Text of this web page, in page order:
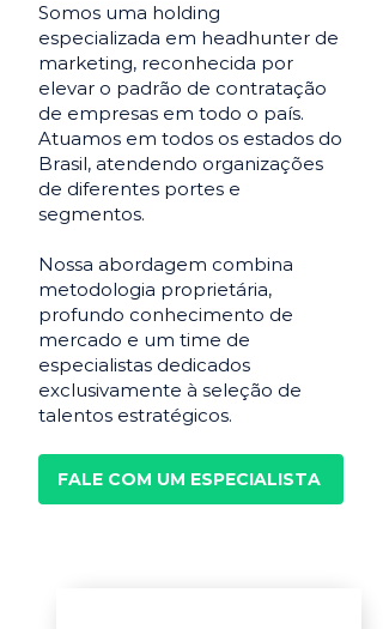
Somos uma holding
especializada em headhunter de
marketing, reconhecida por
elevar o padrão de contratação
de empresas em todo o país.
Atuamos em todos os estados do
Brasil, atendendo organizações
de diferentes portes e
segmentos.
Nossa abordagem combina
metodologia proprietária,
profundo conhecimento de
mercado e um time de
especialistas dedicados
exclusivamente à seleção de
talentos estratégicos.
FALE COM UM ESPECIALISTA